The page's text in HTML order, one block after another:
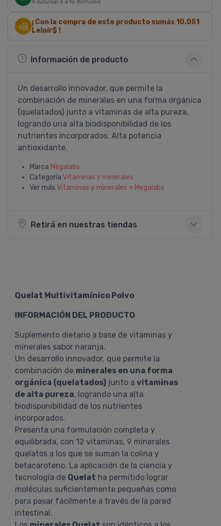
A sucursal o a tu domicilio
¡ Con la compra de este producto sumás 10.051
Leloir$ !
Información de producto
Un desarrollo innovador, que permite la
combinación de minerales en una forma orgánica
(quelatados) junto a vitaminas de alta pureza,
logrando una alta biodisponibilidad de los
nutrientes incorporados. Alta potencia
antioxidante.
Marca Megalabs
Categoría Vitaminas y minerales
Ver más Vitaminas y minerales + Megalabs
Retirá en nuestras tiendas
Quelat Multivitamínico Polvo
INFORMACIÓN DEL PRODUCTO
Suplemento dietario a base de vitaminas y
minerales sabor naranja.
Un desarrollo innovador, que permite la
combinación de minerales en una forma
orgánica (quelatados) junto a vitaminas
de alta pureza, logrando una alta
biodisponibilidad de los nutrientes
incorporados.
Presenta una formulación completa y
equilibrada, con 12 vitaminas, 9 minerales
quelatos a los que se suman la colina y
betacaroteno. La aplicación de la ciencia y
tecnología de Quelat ha permitido lograr
moléculas suficientemente pequeñas como
para pasar fácilmente a través de la pared
intestinal.